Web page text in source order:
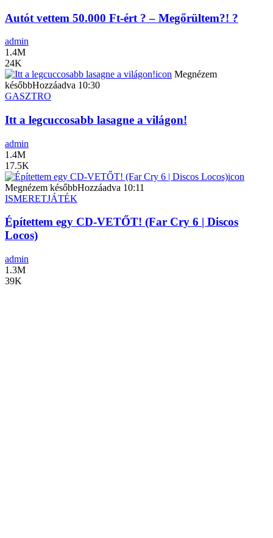
Autót vettem 50.000 Ft-ért ? – Megőrültem?! ?
admin
1.4M
24K
icon Megnézem
későbbHozzáadva 10:30
GASZTRO
Itt a legcuccosabb lasagne a világon!
admin
1.4M
17.5K
icon
Megnézem későbbHozzáadva 10:11
ISMERETJÁTÉK
Építettem egy CD-VETŐT! (Far Cry 6 | Discos
Locos)
admin
1.3M
39K